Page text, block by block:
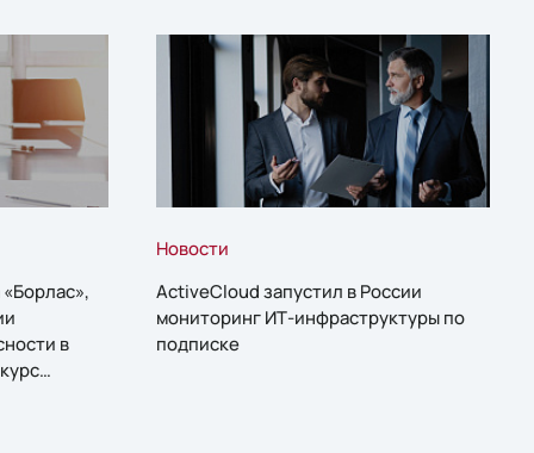
в
Новости
ActiveCloud запустил в России
мониторинг ИТ-инфраструктуры по
подписке